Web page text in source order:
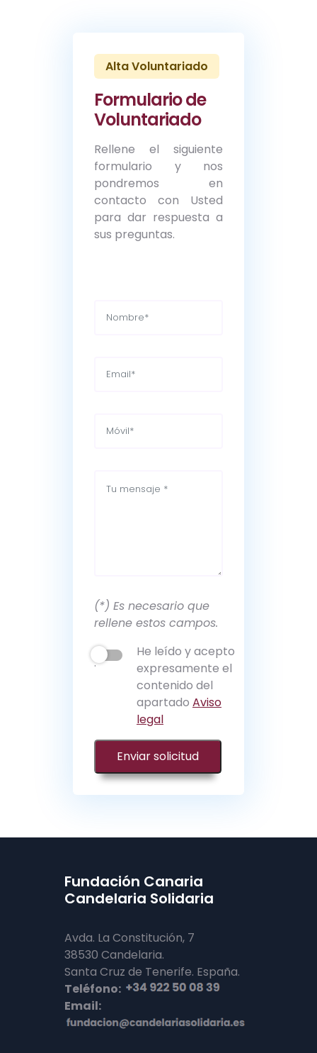
Alta Voluntariado
Formulario de
Voluntariado
Rellene el siguiente
formulario y nos
pondremos en
contacto con Usted
para dar respuesta a
sus preguntas.
(*) Es necesario que
rellene estos campos.
He leído y acepto
expresamente el
contenido del
apartado Aviso
legal
.
Enviar solicitud
Fundación Canaria
Candelaria Solidaria
Avda. La Constitución, 7
38530 Candelaria.
Santa Cruz de Tenerife. España.
Teléfono:
Email: